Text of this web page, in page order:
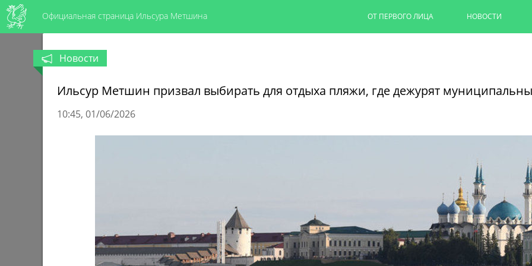
Официальная страница Ильсура Метшина ОТ ПЕРВОГО ЛИЦА НОВОСТИ
Капремонт казанских
Ильсур Метшин провел выездное
Новости
Ильсур Метшин призвал выбирать для отдыха пляжи, где дежурят
10:45 01/06/2026